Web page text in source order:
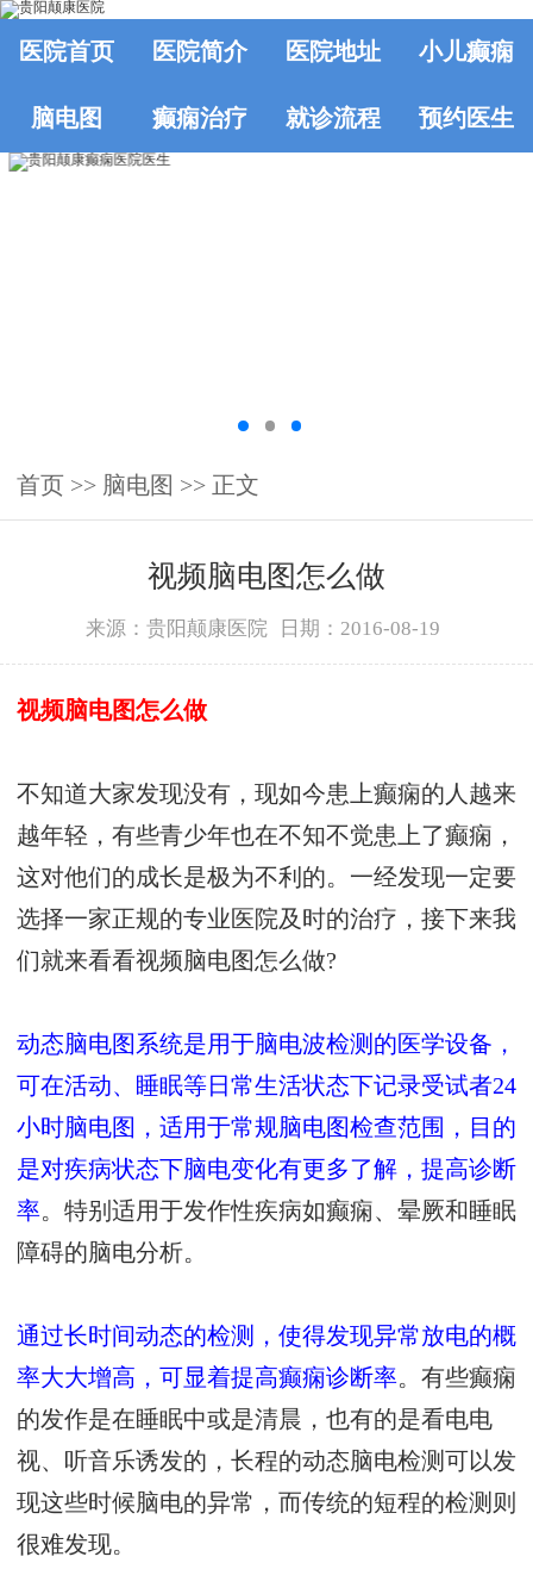
医院首页 医院简介 医院地址 小儿癫痫
脑电图 癫痫治疗 就诊流程 预约医生
首页 >> 脑电图 >> 正文
视频脑电图怎么做
来源：贵阳颠康医院 日期：2016-08-19
视频脑电图怎么做
不知道大家发现没有，现如今患上癫痫的人越来
越年轻，有些青少年也在不知不觉患上了癫痫，
这对他们的成长是极为不利的。一经发现一定要
选择一家正规的专业医院及时的治疗，接下来我
们就来看看视频脑电图怎么做?
动态脑电图系统是用于脑电波检测的医学设备，
可在活动、睡眠等日常生活状态下记录受试者24
小时脑电图，适用于常规脑电图检查范围，目的
是对疾病状态下脑电变化有更多了解，提高诊断
率。特别适用于发作性疾病如癫痫、晕厥和睡眠
障碍的脑电分析。
通过长时间动态的检测，使得发现异常放电的概
率大大增高，可显着提高癫痫诊断率。有些癫痫
的发作是在睡眠中或是清晨，也有的是看电电
视、听音乐诱发的，长程的动态脑电检测可以发
现这些时候脑电的异常，而传统的短程的检测则
很难发现。